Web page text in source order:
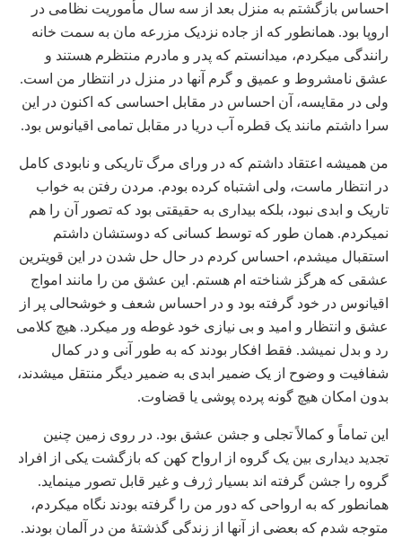
احساس بازگشتم به منزل بعد از سه سال مأموریت نظامی در
اروپا بود. همانطور که از جاده نزدیک مزرعه‏ مان به سمت خانه
رانندگی می‏کردم، می‏دانستم که پدر و مادرم منتظرم هستند و
عشق نامشروط و عمیق و گرم آنها در منزل در انتظار من است.
ولی در مقایسه، آن احساس در مقابل احساسی که اکنون در این
سرا داشتم مانند یک قطره آب دریا در مقابل تمامی اقیانوس بود.
من همیشه اعتقاد داشتم که در ورای مرگ تاریکی و نابودی کامل
در انتظار ماست، ولی اشتباه کرده بودم. مردن رفتن به خواب
تاریک و ابدی نبود، بلکه بیداری به حقیقتی بود که تصور آن را هم
نمی‏کردم. همان طور که توسط کسانی که دوستشان داشتم
استقبال می‏شدم، احساس کردم در حال حل شدن در این قوی‏ترین
عشقی که هرگز شناخته‏ ام هستم. این عشق من را مانند امواج
اقیانوس در خود گرفته بود و در احساس شعف و خوشحالی پر از
عشق و انتظار و امید و بی نیازی خود غوطه ور می‏کرد. هیچ کلامی
رد و بدل نمی‏شد. فقط افکار بودند که به طور آنی و در کمال
شفافیت و وضوح از یک ضمیر ابدی به ضمیر دیگر منتقل می‏شدند،
بدون امکان هیچ گونه پرده پوشی یا قضاوت.
این تماماً و کمالاً تجلی و جشن عشق بود. در روی زمین چنین
تجدید دیداری بین یک گروه از ارواح کهن که بازگشت یکی از افراد
گروه را جشن گرفته ‏اند بسیار ژرف و غیر قابل تصور می‏نماید.
همانطور که به ارواحی که دور من را گرفته بودند نگاه می‏کردم،
متوجه شدم که بعضی از آنها از زندگی‏ گذشتۀ من در آلمان بودند.